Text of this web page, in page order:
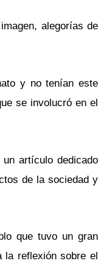
alegorías de
y no tenían este
se involucró en el
artículo dedicado
de la sociedad y
que tuvo un gran
la reflexión sobre el